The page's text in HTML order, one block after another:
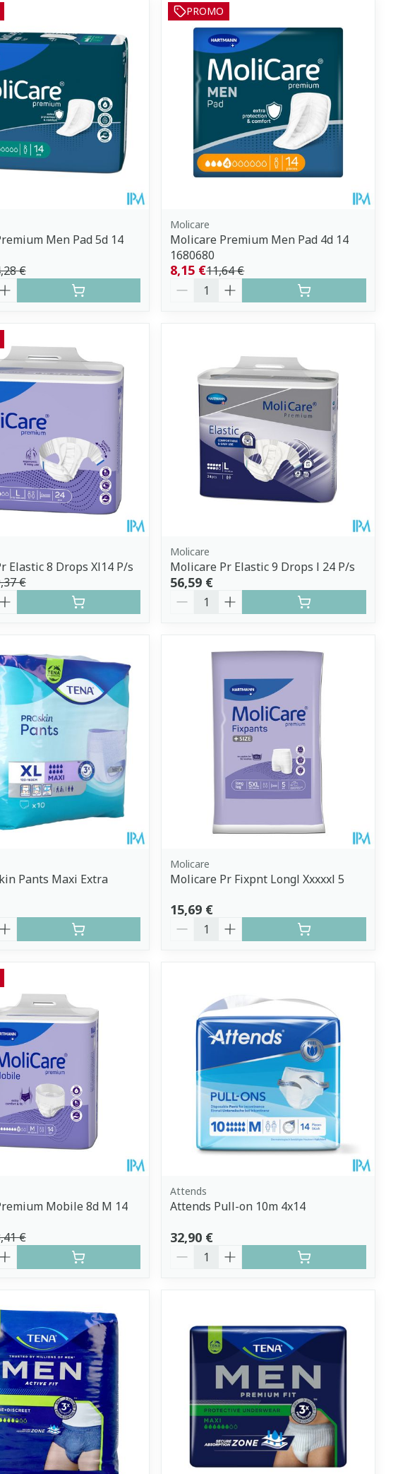
Men Pad 5d 14
€
PROMO
Molicare
Molicare Premium Men Pad 4d 14
1680680
11,64 €
8,15 €
Quantité
Elastic 8 Drops Xl14 P/s
€
Molicare
Molicare Pr Elastic 9 Drops l 24 P/s
56,59 €
Quantité
Pants Maxi Extra
Molicare
Molicare Pr Fixpnt Longl Xxxxxl 5
15,69 €
Quantité
Mobile 8d M 14
€
Attends
Attends Pull-on 10m 4x14
32,90 €
Quantité